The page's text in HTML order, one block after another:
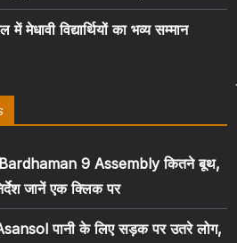
मेधावी विद्यार्थियों का भव्य सम्मान
9 Assembly कितने बूथ,
जानें एक क्लिक पर
पानी के लिए सड़क पर उतरे लोग,